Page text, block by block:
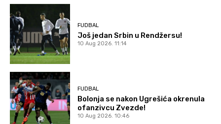
FUDBAL
Još jedan Srbin u Rendžersu!
10 Aug 2026. 11:14
FUDBAL
Bolonja se nakon Ugrešića okrenula
ofanzivcu Zvezde!
10 Aug 2026. 10:46